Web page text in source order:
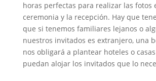
horas perfectas para realizar las fotos
ceremonia y la recepción. Hay que
que si tenemos familiares lejanos o
nuestros invitados es extranjero, una
nos obligará a plantear hoteles o
puedan alojar los invitados que lo